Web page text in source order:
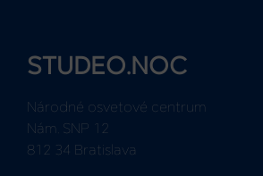
STUDEO.NOC
Národné osvetové centrum
Nám. SNP 12
812 34 Bratislava